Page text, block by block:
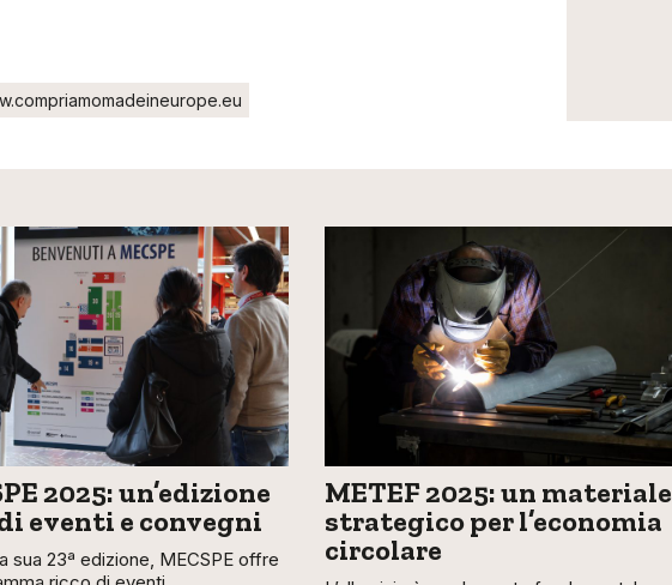
2025: un’edizione
eventi e convegni
sua 23ª edizione, MECSPE offre
METEF 2025: un materiale
strategico per l’economia
circolare